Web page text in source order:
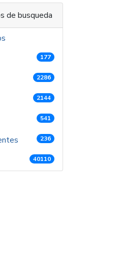
de busqueda
177
2286
2144
541
236
40110